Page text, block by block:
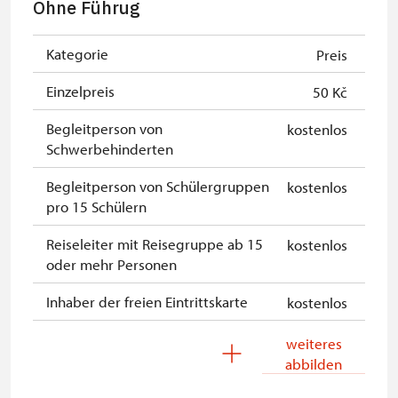
Inhaber der freien einmaligen
Eintrittskarte
kostenlos
NPÚ-Karte
kostenlos
"Náš člověk"-Karte *
kostenlos
* Freier Eintritt nur für den
Karteninhaber
Ohne Führug
Kategorie
Preis
Einzelpreis
50 Kč
Begleitperson von
Schwerbehinderten
kostenlos
Begleitperson von Schülergruppen
pro 15 Schülern
kostenlos
Reiseleiter mit Reisegruppe ab 15
oder mehr Personen
kostenlos
Inhaber der freien Eintrittskarte
kostenlos
kostenlos
kostenlos
weiteres
abbilden